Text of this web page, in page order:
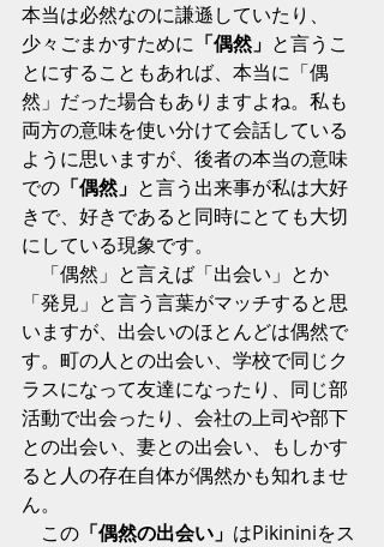
本当は必然なのに謙遜していたり、
少々ごまかすために 「偶然」 と言うこ
とにすることもあれば、本当に「偶
然」だった場合もありますよね。私も
両方の意味を使い分けて会話している
ように思いますが、後者の本当の意味
での 「偶然」 と言う出来事が私は大好
きで、好きであると同時にとても大切
にしている現象です。
「偶然」と言えば「出会い」とか
「発見」と言う言葉がマッチすると思
いますが、出会いのほとんどは偶然で
す。町の人との出会い、学校で同じク
ラスになって友達になったり、同じ部
活動で出会ったり、会社の上司や部下
との出会い、妻との出会い、もしかす
ると人の存在自体が偶然かも知れませ
ん。
この 「偶然の出会い」 はPikininiをス